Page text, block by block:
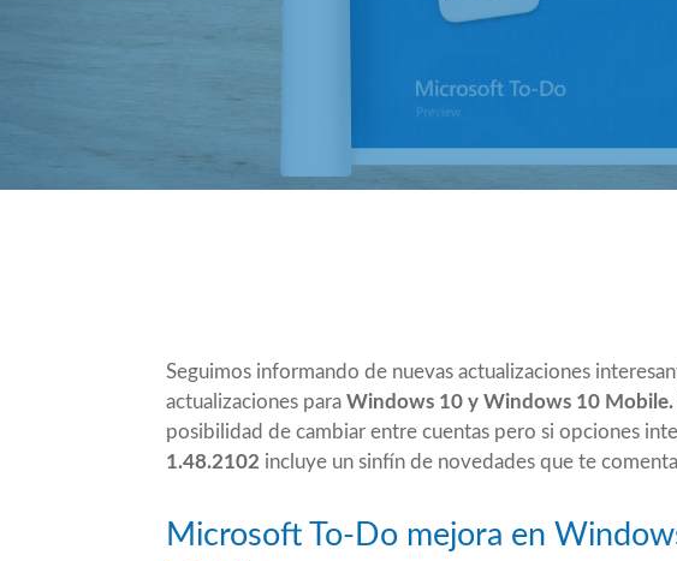
Seguimos informando de nuevas actualizaciones
actualizaciones para Windows 10 y Windows 10 Mobile.
posibilidad de cambiar entre cuentas pero si opciones
1.48.2102 incluye un sinfín de novedades que te
Microsoft To-Do mejora en